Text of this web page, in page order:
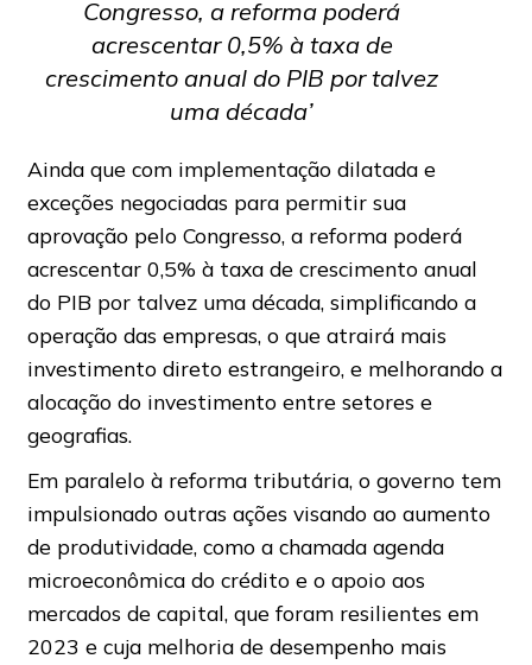
Congresso, a reforma poderá
acrescentar 0,5% à taxa de
crescimento anual do PIB por talvez
uma década’
Ainda que com implementação dilatada e
exceções negociadas para permitir sua
aprovação pelo Congresso, a reforma poderá
acrescentar 0,5% à taxa de crescimento anual
do PIB por talvez uma década, simplificando a
operação das empresas, o que atrairá mais
investimento direto estrangeiro, e melhorando a
alocação do investimento entre setores e
geografias.
Em paralelo à reforma tributária, o governo tem
impulsionado outras ações visando ao aumento
de produtividade, como a chamada agenda
microeconômica do crédito e o apoio aos
mercados de capital, que foram resilientes em
2023 e cuja melhoria de desempenho mais